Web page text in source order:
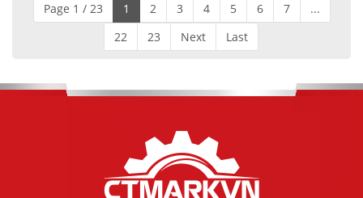
Page 1 / 23 1 2 3 4 5 6 7
...
22
23 Next Last